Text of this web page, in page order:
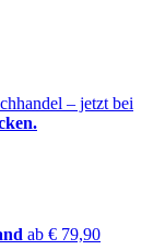
– jetzt bei
ab € 79,90